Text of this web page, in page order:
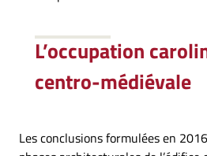
L’occupation
centro-médiévale
Les conclusions formulées en